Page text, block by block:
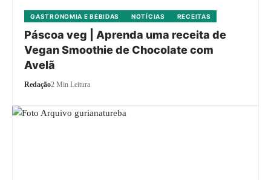
GASTRONOMIA E BEBIDAS NOTÍCIAS RECEITAS
Páscoa veg | Aprenda uma receita de
Vegan Smoothie de Chocolate com
Avelã
Redação2 Min Leitura